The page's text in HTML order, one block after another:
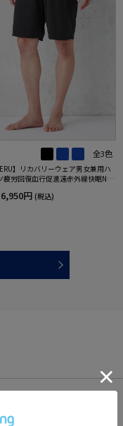
全3色
】リカバリーウェア男女兼用ハ
疲労回復血行促進遠赤外線快眠NA
一般医療機器】SS～LLサイズ
6,950円 (税込)